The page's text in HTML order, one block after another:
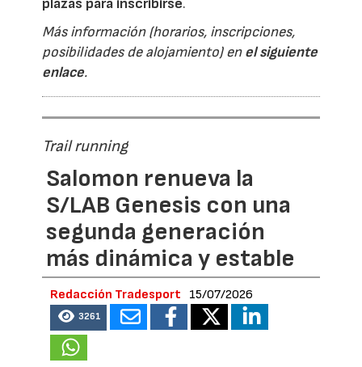
Más información (horarios, inscripciones,
posibilidades de alojamiento) enel siguiente
enlace.
Trail running
Salomon renueva la
S/LAB Genesis con una
segunda generación
más dinámica y estable
Redacción Tradesport 15/07/2026
3261